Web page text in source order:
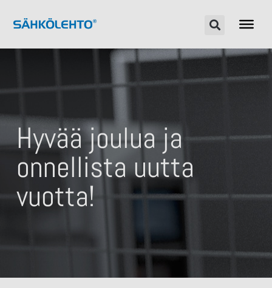
Hyvää joulua ja
onnellista uutta
vuotta!